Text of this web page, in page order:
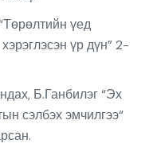
үед
үр дүн” 2-
Б.Ганбилэг “Эх
сэлбэх эмчилгээ“